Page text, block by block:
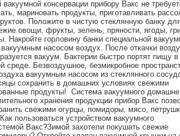
консервации прибору Вакс не
мариновать продукты, приготавливать
Положите в чистую стеклянную банку
овощи, фрукты, зелень, пряности, ягоды,
Накройте горловину банки специальной
насосом воздух. После откачки
вакуум. Бактерии быстро портят пищу в
среде. Безвоздушное, безмикробное
вакуумным насосом из стеклянного
сохранить в домашних условиях свежими
продукты! Система вакуумного
хранения продукции прибор Вакс
свежими огурцы, помидоры, мясо,
пользоваться устройством вакуумного
Вакс?Зимой захотели покушать свежие